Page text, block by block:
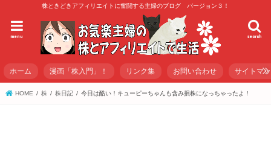
株ときどきアフィリエイトに奮闘する主婦のブログ バージョン３！
search
menu
ホーム 漫画「株入門」！ リンク集 お問い合わせ サイトマ
HOME 株 株日記 今日は酷い！キューピーちゃんも含み損株になっちゃったよ！